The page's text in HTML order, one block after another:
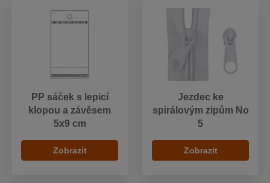
PP sáček s lepicí
klopou a závěsem
5x9 cm
Zobrazit
Jezdec ke
spirálovým zipům No
5
Zobrazit